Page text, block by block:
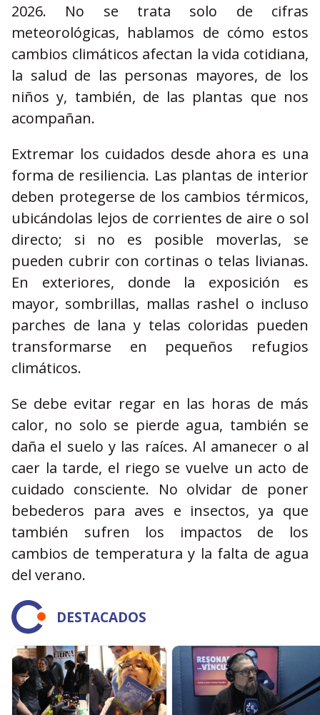
2026. No se trata solo de cifras
meteorológicas, hablamos de cómo estos
cambios climáticos afectan la vida cotidiana,
la salud de las personas mayores, de los
niños y, también, de las plantas que nos
acompañan.
Extremar los cuidados desde ahora es una
forma de resiliencia. Las plantas de interior
deben protegerse de los cambios térmicos,
ubicándolas lejos de corrientes de aire o sol
directo; si no es posible moverlas, se
pueden cubrir con cortinas o telas livianas.
En exteriores, donde la exposición es
mayor, sombrillas, mallas rashel o incluso
parches de lana y telas coloridas pueden
transformarse en pequeños refugios
climáticos.
Se debe evitar regar en las horas de más
calor, no solo se pierde agua, también se
daña el suelo y las raíces. Al amanecer o al
caer la tarde, el riego se vuelve un acto de
cuidado consciente. No olvidar de poner
bebederos para aves e insectos, ya que
también sufren los impactos de los
cambios de temperatura y la falta de agua
del verano.
DESTACADOS